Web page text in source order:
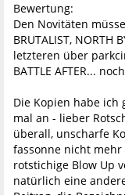
Bewertung:
Den Novitäten
BRUTALIST, NORTH
letzteren über
BATTLE AFTER...
Die Kopien habe ich
mal an - lieber
überall, unscharfe
fassonne nicht
rotstichige Blow Up
natürlich eine